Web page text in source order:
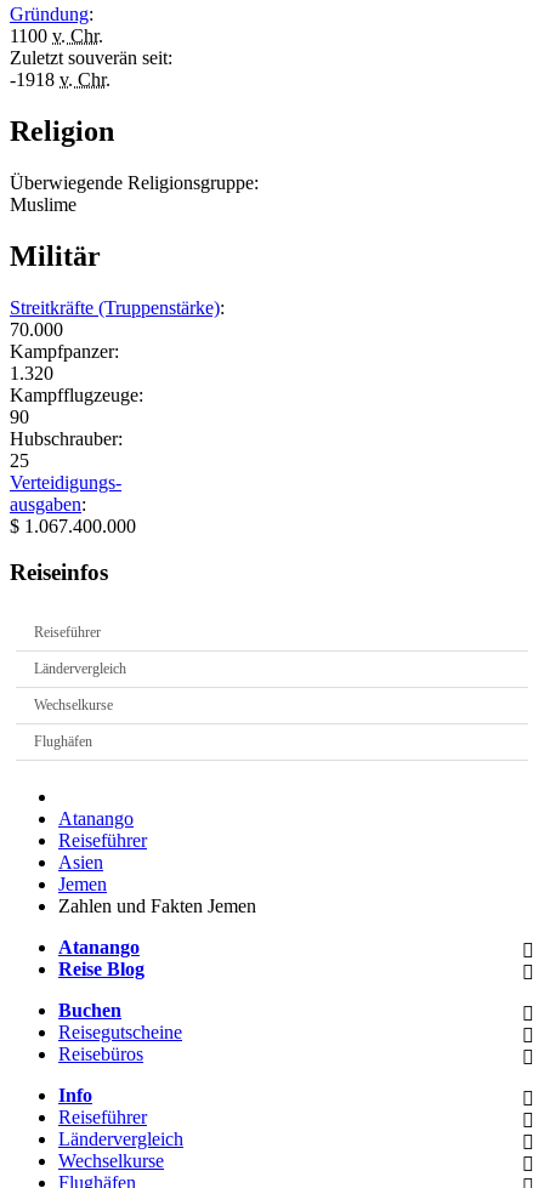
Gründung:
1100 v. Chr.
Zuletzt souverän seit:
-1918 v. Chr.
Religion
Überwiegende Religionsgruppe:
Muslime
Militär
Streitkräfte (Truppenstärke):
70.000
Kampfpanzer:
1.320
Kampfflugzeuge:
90
Hubschrauber:
25
Verteidigungs-
ausgaben:
$ 1.067.400.000
Reiseinfos
Reiseführer
Ländervergleich
Wechselkurse
Flughäfen
Atanango
Reiseführer
Asien
Jemen
Zahlen und Fakten Jemen
Atanango
Reise Blog
Buchen
Reisegutscheine
Reisebüros
Info
Reiseführer
Ländervergleich
Wechselkurse
Flughäfen